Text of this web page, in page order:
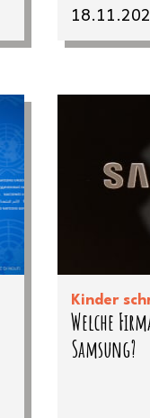
Kinder
Welche
Samsung?